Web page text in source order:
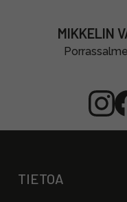
MIKKELIN
TIETOA